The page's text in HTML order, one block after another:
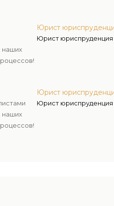
наших
наших
Юрист
Юрист
Юрист
Юрист